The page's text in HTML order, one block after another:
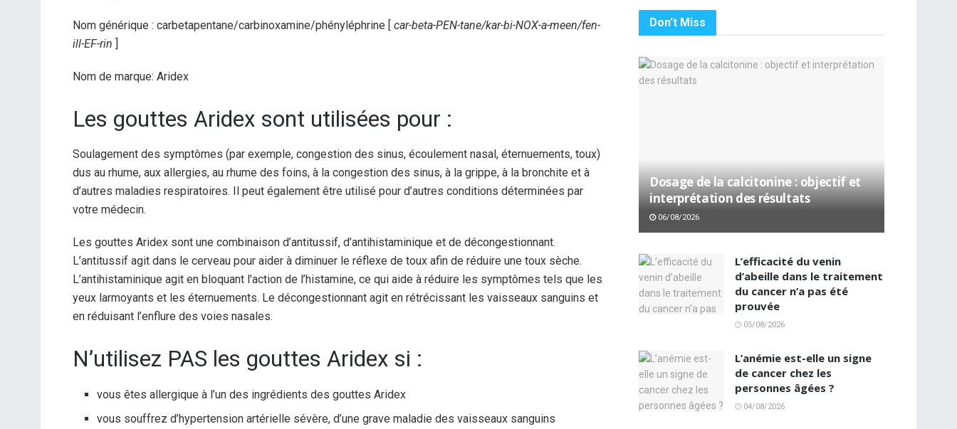
Nom générique : carbetapentane/carbinoxamine/phényléphrine [ car-beta-PEN-tane/kar-bi-NOX-a-meen/fen-
ill-EF-rin ]
Nom de marque: Aridex
Les gouttes Aridex sont utilisées pour :
Soulagement des symptômes (par exemple, congestion des sinus, écoulement nasal, éternuements, toux)
dus au rhume, aux allergies, au rhume des foins, à la congestion des sinus, à la grippe, à la bronchite et à
d’autres maladies respiratoires. Il peut également être utilisé pour d’autres conditions déterminées par
votre médecin.
Les gouttes Aridex sont une combinaison d’antitussif, d’antihistaminique et de décongestionnant.
L’antitussif agit dans le cerveau pour aider à diminuer le réflexe de toux afin de réduire une toux sèche.
L’antihistaminique agit en bloquant l’action de l’histamine, ce qui aide à réduire les symptômes tels que les
yeux larmoyants et les éternuements. Le décongestionnant agit en rétrécissant les vaisseaux sanguins et
en réduisant l’enflure des voies nasales.
N’utilisez PAS les gouttes Aridex si :
vous êtes allergique à l’un des ingrédients des gouttes Aridex
vous souffrez d’hypertension artérielle sévère, d’une grave maladie des vaisseaux sanguins
Don't Miss
Dosage de la calcitonine : objectif et
interprétation des résultats
06/08/2026
L’efficacité du venin
d’abeille dans le traitement
du cancer n’a pas été
prouvée
05/08/2026
L’anémie est-elle un signe
de cancer chez les
personnes âgées ?
04/08/2026